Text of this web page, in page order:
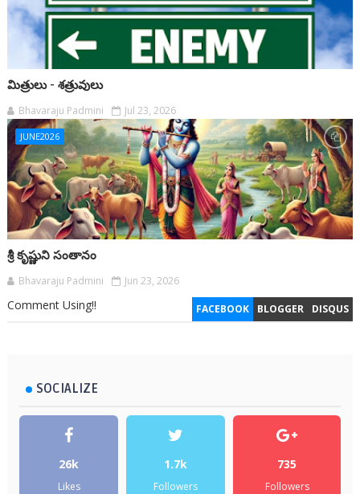
మిత్రులు - శత్రువులు
Bhavaraju Padmini Jul 23, 2026
JUNE2026
శ్రీ కృష్ణుని సంతానం
Bhavaraju Padmini Jun 23, 2026
FACEBOOK BLOGGER DISQUS
Comment Using!!
SOCIALIZE
26k
Likes
1.7k
Followers
735
Followers